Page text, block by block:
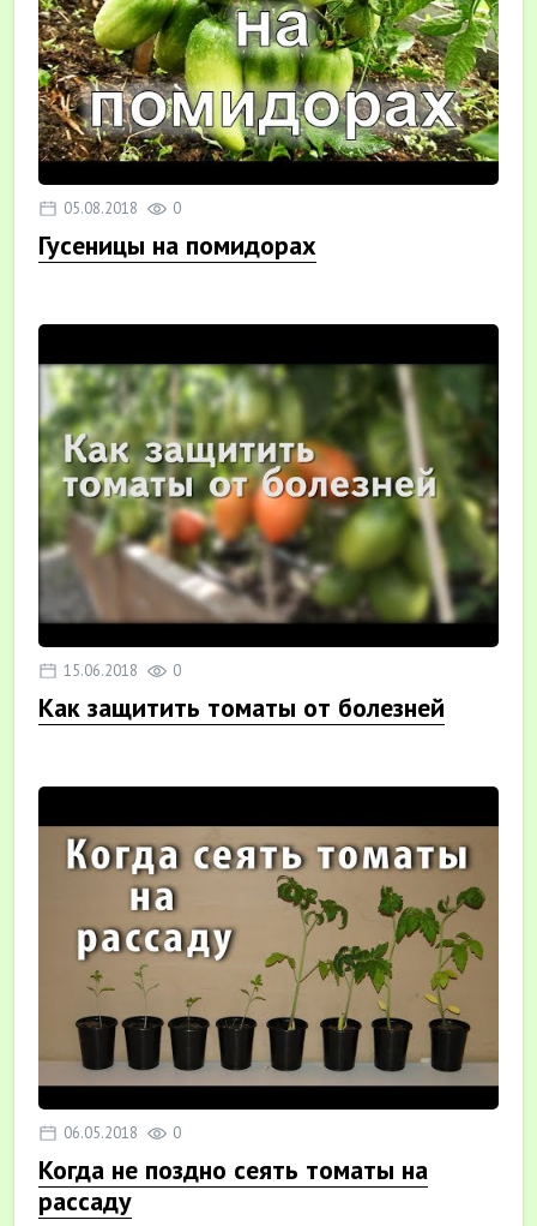
05.08.2018 0
Гусеницы на помидорах
15.06.2018 0
Как защитить томаты от болезней
06.05.2018 0
Когда не поздно сеять томаты на
рассаду